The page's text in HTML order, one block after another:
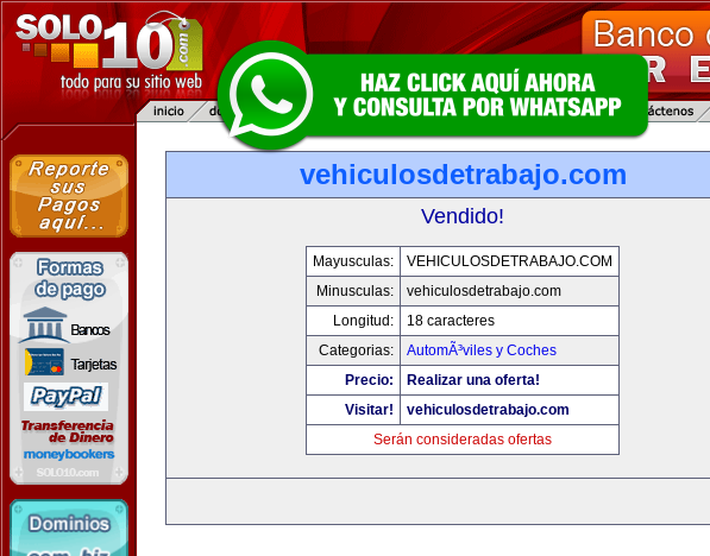
vehiculosdetrabajo.com
Vendido!
Mayusculas:
VEHICULOSDETRABAJO.COM
Minusculas:
vehiculosdetrabajo.com
Longitud:
18 caracteres
Categorias:
AutomÃ³viles y Coches
Precio:
Realizar una oferta!
Visitar!
vehiculosdetrabajo.com
Serán consideradas ofertas